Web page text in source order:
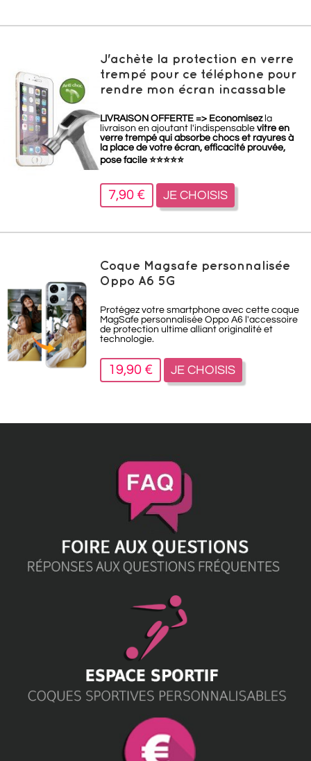
J'achète la protection en verre
trempé pour ce téléphone pour
rendre mon écran incassable
LIVRAISON OFFERTE => Economisezla
livraison en ajoutant l'indispensable vitre en
verre trempé qui absorbe chocs et rayures à
la place de votre écran, efficacité prouvée,
pose facile ⭐⭐⭐⭐⭐
7,90 € JE CHOISIS
Coque Magsafe personnalisée
Oppo A6 5G
Protégez votre smartphone avec cette coque
MagSafe personnalisée Oppo A6 l'accessoire
de protection ultime alliant originalité et
technologie.
19,90 € JE CHOISIS